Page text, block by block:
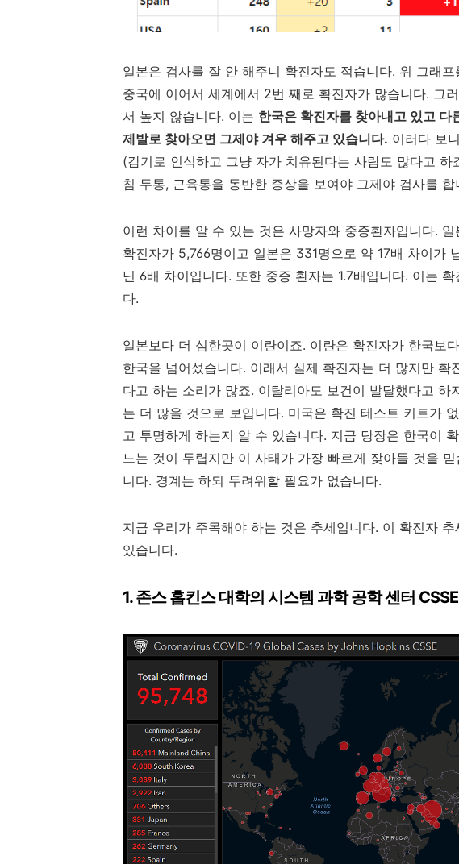
일본은 검사를 잘 안 해주니 확진자도 적습니다. 위 그래
중국에 이어서 세계에서 2번 째로 확진자가 많습니다. 그
서 높지 않습니다. 이는 한국은 확진자를 찾아내고 있고 다
제발로 찾아오면 그제야 겨우 해주고 있습니다. 이러다 보
(감기로 인식하고 그냥 자가 치유된다는 사람도 많다고
침 두통, 근육통을 동반한 증상을 보여야 그제야 검사를 합
이런 차이를 알 수 있는 것은 사망자와 중증환자입니다.
확진자가 5,766명이고 일본은 331명으로 약 17배 차이가
닌 6배 차이입니다. 또한 중증 환자는 1.7배입니다. 이는
다.
일본보다 더 심한곳이 이란이죠. 이란은 확진자가 한국보
한국을 넘어섰습니다. 이래서 실제 확진자는 더 많지만
다고 하는 소리가 많죠. 이탈리아도 보건이 발달했다고
는 더 많을 것으로 보입니다. 미국은 확진 테스트 키트가
고 투명하게 하는지 알 수 있습니다. 지금 당장은 한국이
느는 것이 두렵지만 이 사태가 가장 빠르게 잦아들 것을
니다. 경계는 하되 두려워할 필요가 없습니다.
지금 우리가 주목해야 하는 것은 추세입니다. 이 확진자
있습니다.
1. 존스 홉킨스 대학의 시스템 과학 공학 센터